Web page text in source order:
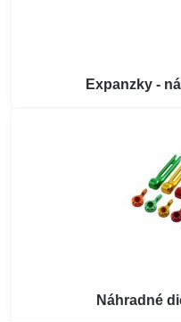
Expanzky -
Náhradné